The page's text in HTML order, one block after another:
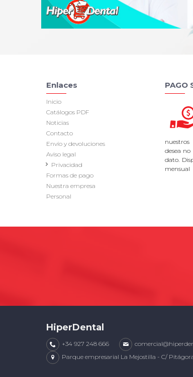
Enlaces
Inicio
Catálogos PDF
Noticias
Contacto
Envío y devoluciones
Aviso legal
Privacidad
Formas de pago
Nuestra empresa
Personal
PAGO
desea
dato.
mensual
HiperDental
+34 927 248 666
Parque empresarial La Mejostilla - C/